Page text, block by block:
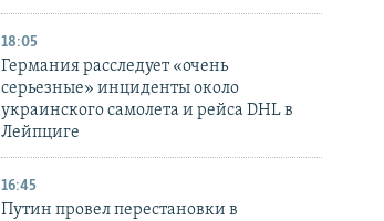
18:05
Германия расследует «очень
серьезные» инциденты около
украинского самолета и рейса DHL в
Лейпциге
16:45
Путин провел перестановки в